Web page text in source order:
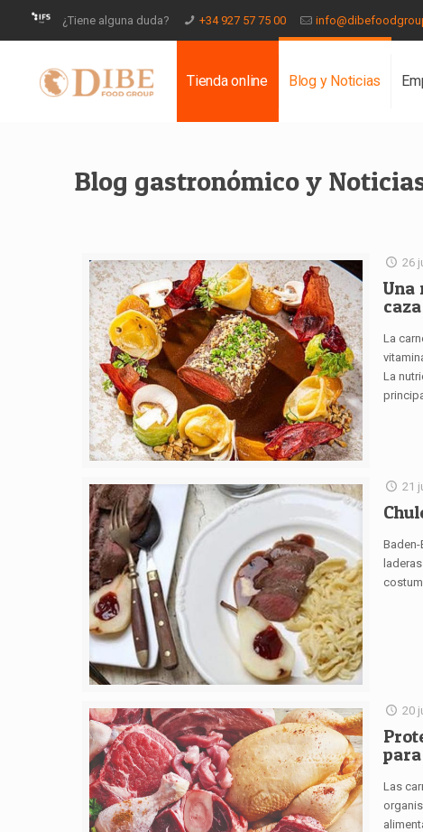
¿Tiene alguna duda? +34 927 57 75 00
Tienda online Blog y Noticias
Blog gastronómico y
26
Una
La
La
21
20
Las